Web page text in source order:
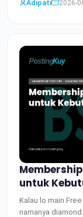
Adipati
2026-
untuk
Kalau lo main
namanya